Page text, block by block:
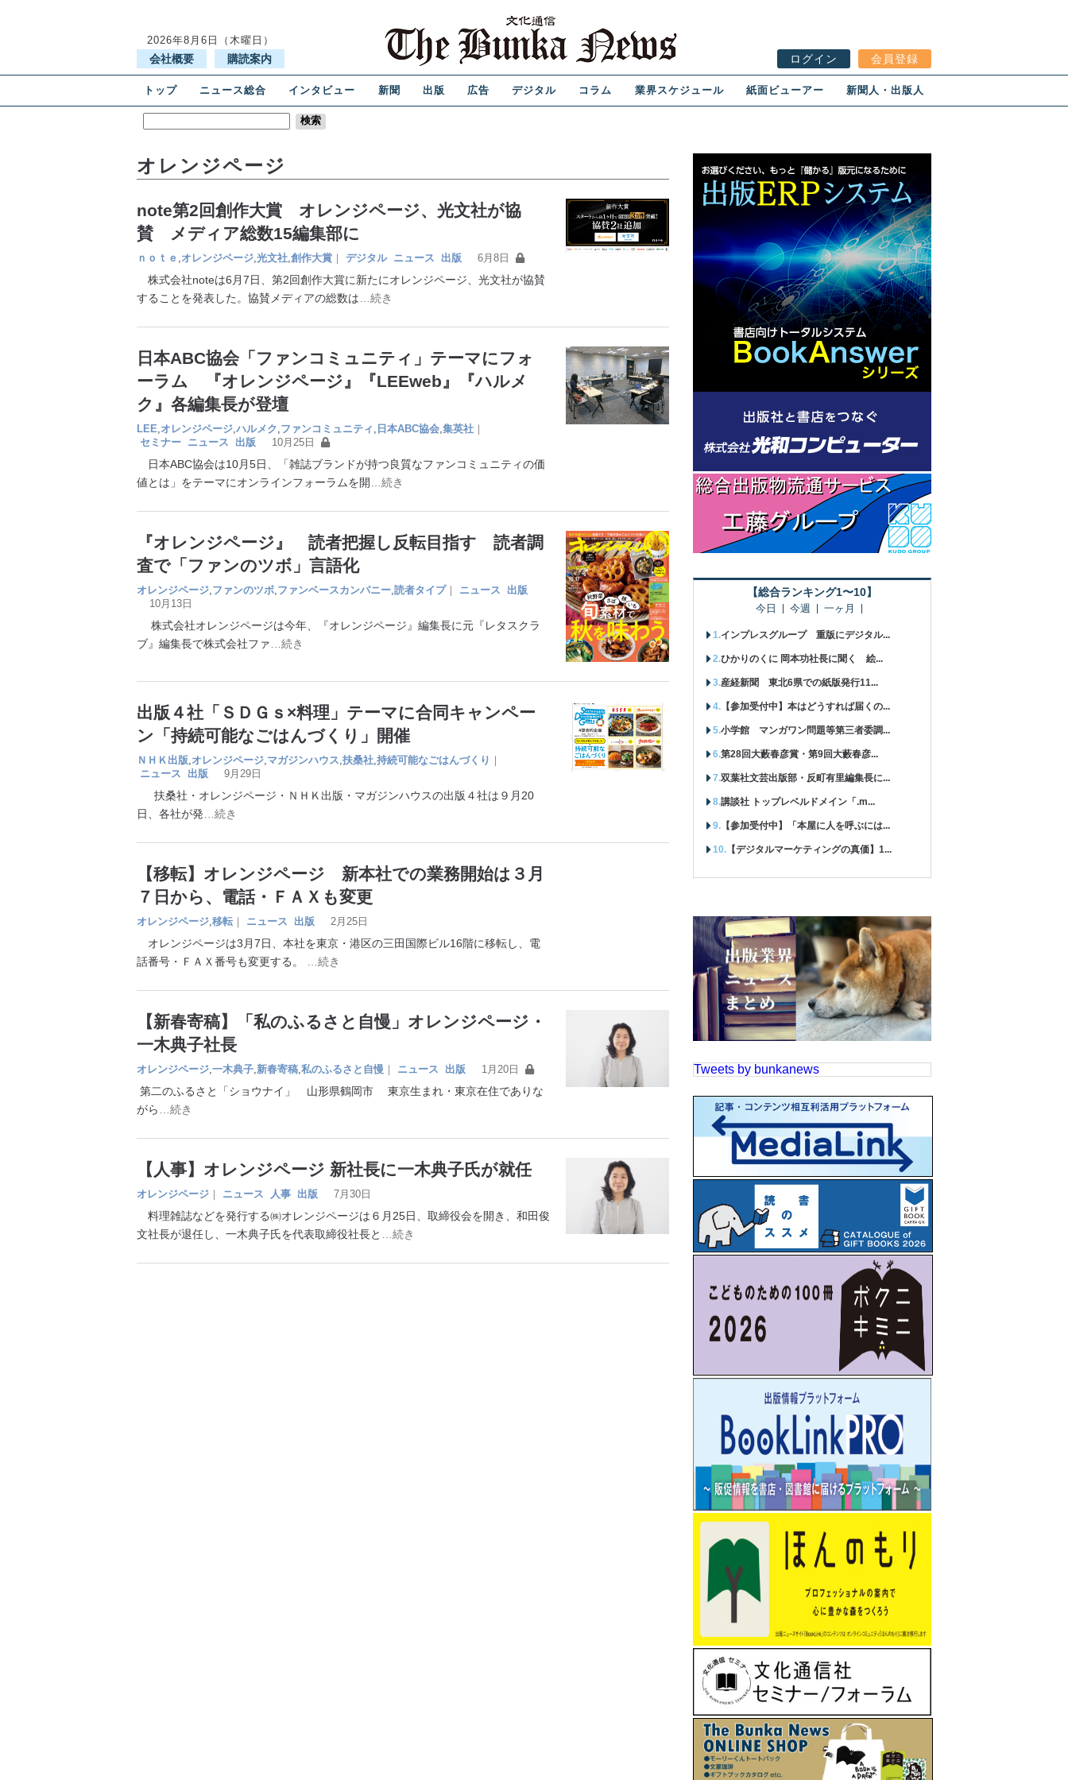
2026年8月6日（木曜日）
会社概要 購読案内 ログイン 会員登録
トップ ニュース総合 インタビュー 新聞 出版 広告 デジタル コラム 業界スケジュール 紙面ビューアー 新聞人・出版人
オレンジページ
note第2回創作大賞 オレンジページ、光文社が協
賛 メディア総数15編集部に
ｎｏｔｅ ,オレンジページ,光文社,創作大賞 ｜ デジタル ニュース 出版 6月8日
株式会社noteは6月7日、第2回創作大賞に新たにオレンジページ、光文社が協賛
することを発表した。協賛メディアの総数は …続き
日本ABC協会「ファンコミュニティ」テーマにフォ
ーラム 『オレンジページ』『LEEweb』『ハルメ
ク』各編集長が登壇
LEE,オレンジページ,ハルメク ,ファンコミュニティ , 日本ABC協会,集英社 ｜
セミナー ニュース 出版 10月25日
日本ABC協会は10月5日、「雑誌ブランドが持つ良質なファンコミュニティの価
値とは」をテーマにオンラインフォーラムを開
…続き
『オレンジページ』 読者把握し反転目指す 読者調
査で「ファンのツボ」言語化
オレンジページ,ファンのツボ,ファンベースカンパニー,読者タイプ｜ ニュース
出版
10月13日
株式会社オレンジページは今年、『オレンジページ』編集長に元『レタスクラ
ブ』編集長で株式会社ファ …続き
出版４社「ＳＤＧｓ×料理」テーマに合同キャンペー
ン「持続可能なごはんづくり」開催
ＮＨＫ出版 オレンジページ マガジンハウス 扶桑社 持続可能なごはんづくり ｜
ニュース
出版 9月29日
扶桑社・オレンジページ・ＮＨＫ出版・マガジンハウスの出版４社は９月20
日、各社が発 …続き
【移転】オレンジページ 新本社での業務開始は３月
７日から、電話・ＦＡＸも変更
オレンジページ 移転 ｜ ニュース 出版 2月25日
オレンジページは3月7日、本社を東京・港区の三田国際ビル16階に移転し、電
話番号・ＦＡＸ番号も変更する。
…続き
【新春寄稿】「私のふるさと自慢」オレンジページ・
一木典子社長
オレンジページ 一木典子 新春寄稿 私のふるさと自慢 ｜ ニュース 出版 1月20日
第二のふるさと「ショウナイ」 山形県鶴岡市 東京生まれ・東京在住でありな
がら
…続き
【人事】オレンジページ 新社長に一木典子氏が就任
オレンジページ ｜ ニュース 人事 出版 7月30日
料理雑誌などを発行する㈱オレンジページは６月25日、取締役会を開き、和田俊
文社長が退任し、一木典子氏を代表取締役社長と
…続き
【総合ランキング1〜10】
今日 今週 一ヶ月
インプレスグループ 重版にデジタル...
ひかりのくに 岡本功社長に聞く 絵...
産経新聞 東北6県での紙版発行11...
【参加受付中】本はどうすれば届くの...
小学館 マンガワン問題等第三者委調...
第28回大藪春彦賞・第9回大藪春彦...
双葉社文芸出版部・反町有里編集長に...
講談社 トップレベルドメイン「.m...
【参加受付中】「本屋に人を呼ぶには...
【デジタルマーケティングの真価】1...
Tweets by bunkanews